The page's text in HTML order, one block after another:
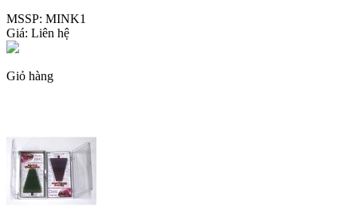
MSSP: MINK1
Giá: Liên hệ
Giỏ hàng